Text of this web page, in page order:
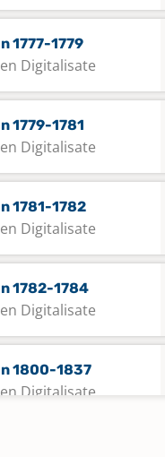
1777-1779
Digitalisate
1779-1781
Digitalisate
1781-1782
Digitalisate
1782-1784
Digitalisate
1800-1837
Digitalisate